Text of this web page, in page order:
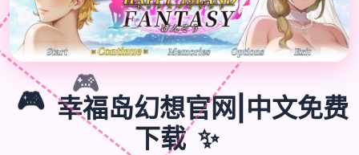
🎮
🎮 幸福岛幻想官网|中文免费
下载 ✨